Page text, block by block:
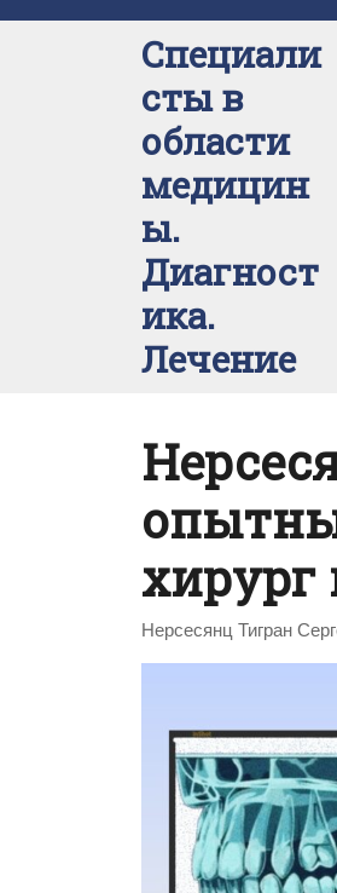
Специали
сты в
области
медицин
ы.
Диагност
ика.
Лечение
хирург
Нерсесянц Тигран